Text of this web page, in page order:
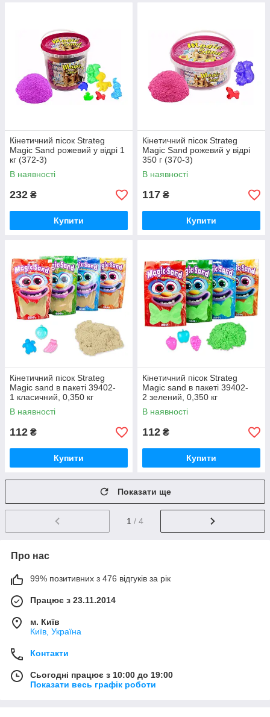
Кінетичний пісок Strateg
Magic Sand рожевий у відрі 1
кг (372-3)
В наявності
232 ₴
Купити
Кінетичний пісок Strateg
Magic Sand рожевий у відрі
350 г (370-3)
В наявності
117 ₴
Купити
Кінетичний пісок Strateg
Magic sand в пакеті 39402-
1 класичний, 0,350 кг
В наявності
112 ₴
Купити
Кінетичний пісок Strateg
Magic sand в пакеті 39402-
2 зелений, 0,350 кг
В наявності
112 ₴
Купити
Показати ще
1 / 4
Про нас
99% позитивних з 476 відгуків за рік
Працює з 23.11.2014
м. Київ
Київ, Україна
Контакти
Сьогодні працює з 10:00 до 19:00
Показати весь графік роботи